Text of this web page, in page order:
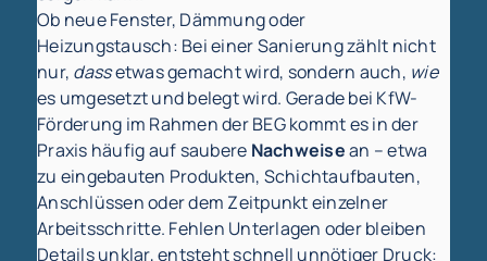
Ob neue Fenster, Dämmung oder
Heizungstausch: Bei einer Sanierung zählt nicht
nur, dassetwas gemacht wird, sondern auch, wie
es umgesetzt und belegt wird. Gerade bei KfW-
Förderung im Rahmen der BEG kommt es in der
Praxis häufig auf saubere Nachweisean – etwa
zu eingebauten Produkten, Schichtaufbauten,
Anschlüssen oder dem Zeitpunkt einzelner
Arbeitsschritte. Fehlen Unterlagen oder bleiben
Details unklar, entsteht schnell unnötiger Druck: